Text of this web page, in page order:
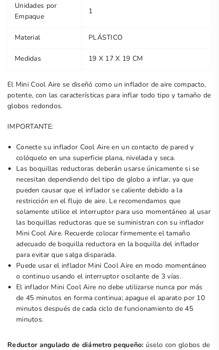
Unidades por
Empaque
1
Material PLÁSTICO
Medidas 19 X 17 X 19 CM
El Mini Cool Aire se diseñó como un inflador de aire compacto,
potente, con las características para inflar todo tipo y tamaño de
globos redondos.
IMPORTANTE:
Conecte su inflador Cool Aire en un contacto de pared y
colóquelo en una superficie plana, nivelada y seca.
Las boquillas reductoras deberán usarse únicamente si se
necesitan dependiendo del tipo de globo a inflar, ya que
pueden causar que el inflador se caliente debido a la
restricción en el flujo de aire. Le recomendamos que
solamente utilice el interruptor para uso momentáneo al usar
las boquillas reductoras que se suministran con su inflador
Mini Cool Aire. Recuerde colocar firmemente el tamaño
adecuado de boquilla reductora en la boquilla del inflador
para evitar que salga disparada.
Puede usar el inflador Mini Cool Aire en modo momentáneo
o continuo usando el interruptor oscilante de 3 vías.
El inflador Mini Cool Aire no debe utilizarse nunca por más
de 45 minutos en forma continua; apague el aparato por 10
minutos después de cada ciclo de funcionamiento de 45
minutos.
Reductor angulado de diámetro pequeño: úselo con globos de